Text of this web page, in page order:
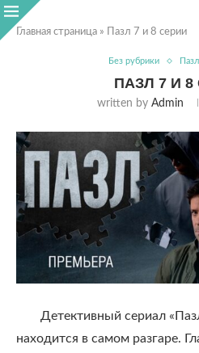
Главная страница » Пазл 7 и 8 серии
Без рубрики Пазл
ПАЗЛ 7 И
written by Admin
Детективный сериал
находится в самом разгаре.